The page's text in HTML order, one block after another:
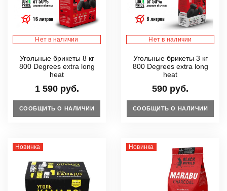
Нет в наличии
Угольные брикеты 8 кг
800 Degrees extra long
heat
1 590 руб.
СООБЩИТЬ О НАЛИЧИИ
Нет в наличии
Угольные брикеты 3 кг
800 Degrees extra long
heat
590 руб.
СООБЩИТЬ О НАЛИЧИИ
Новинка Новинка